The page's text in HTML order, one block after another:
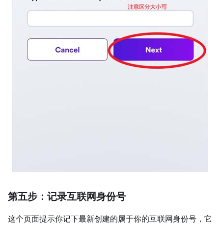
第五步：记录互联网身份号
这个页面提示你记下最新创建的属于你的互联网身份号，它